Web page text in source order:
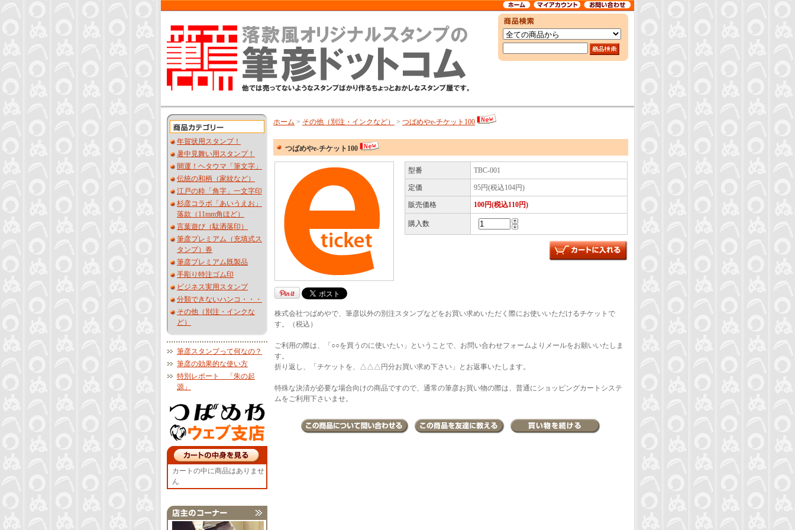
年賀状用スタンプ！
暑中見舞い用スタンプ！
開運！ヘタウマ「筆文字」
伝統の和柄（家紋など）
江戸の粋「角字」一文字印
杉彦コラボ「あいうえお」
落款（11mm角ほど）
言葉遊び（駄洒落印）
筆彦プレミアム（充填式ス
タンプ）券
筆彦プレミアム既製品
手彫り特注ゴム印
ビジネス実用スタンプ
分類できないハンコ・・・
その他（別注・インクな
ど）
筆彦スタンプって何なの？
筆彦の効果的な使い方
特別レポート 「朱の起
源」
カートの中に商品はありませ
ん
ホーム > その他（別注・インクなど） > つばめやe-チケット100
つばめやe-チケット100
型番 TBC-001
定価 95円(税込104円)
販売価格 100円(税込110円)
購入数
株式会社つばめやで、筆彦以外の別注スタンプなどをお買い求めいただく際にお使いいただけるチケットで
す。（税込）
ご利用の際は、「○○を買うのに使いたい」ということで、お問い合わせフォームよりメールをお願いいたしま
す。
折り返し、「チケットを、△△△円分お買い求め下さい」とお返事いたします。
特殊な決済が必要な場合向けの商品ですので、通常の筆彦お買い物の際は、普通にショッピングカートシステ
ムをご利用下さいませ。